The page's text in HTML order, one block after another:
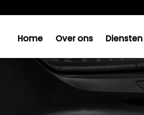
Home Over ons Diensten
BINCKHORST?